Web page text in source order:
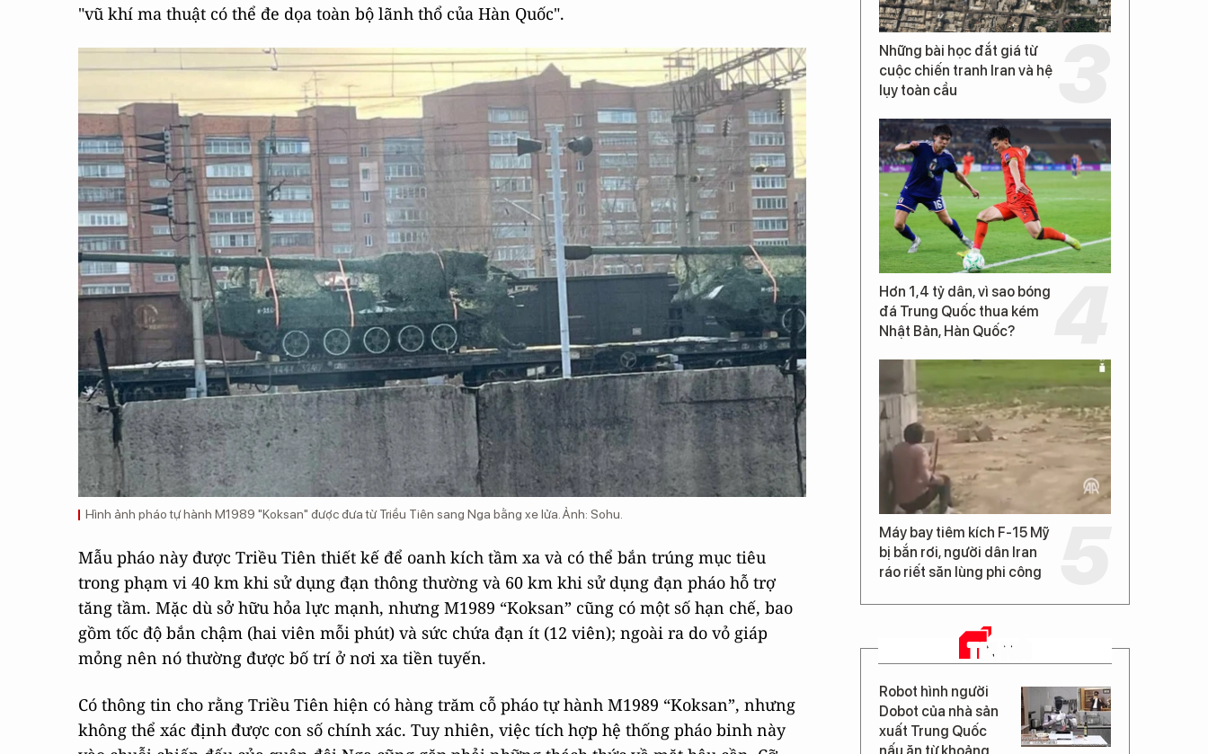
"vũ khí ma thuật có thể đe dọa toàn bộ lãnh thổ của Hàn Quốc".
Hình ảnh pháo tự hành M1989 "Koksan" được đưa từ Triều Tiên sang Nga bằng xe lửa. Ảnh: Sohu.
Mẫu pháo này được Triều Tiên thiết kế để oanh kích tầm xa và có thể bắn trúng mục tiêu
trong phạm vi 40 km khi sử dụng đạn thông thường và 60 km khi sử dụng đạn pháo hỗ trợ
tăng tầm. Mặc dù sở hữu hỏa lực mạnh, nhưng M1989 “Koksan” cũng có một số hạn chế, bao
gồm tốc độ bắn chậm (hai viên mỗi phút) và sức chứa đạn ít (12 viên); ngoài ra do vỏ giáp
mỏng nên nó thường được bố trí ở nơi xa tiền tuyến.
Có thông tin cho rằng Triều Tiên hiện có hàng trăm cỗ pháo tự hành M1989 “Koksan”, nhưng
không thể xác định được con số chính xác. Tuy nhiên, việc tích hợp hệ thống pháo binh này
Những bài học đắt giá từ
cuộc chiến tranh Iran và hệ
lụy toàn cầu
Hơn 1,4 tỷ dân, vì sao bóng
đá Trung Quốc thua kém
Nhật Bản, Hàn Quốc?
Máy bay tiêm kích F-15 Mỹ
bị bắn rơi, người dân Iran
ráo riết săn lùng phi công
TIN MỚI
Robot hình người
Dobot của nhà sản
xuất Trung Quốc